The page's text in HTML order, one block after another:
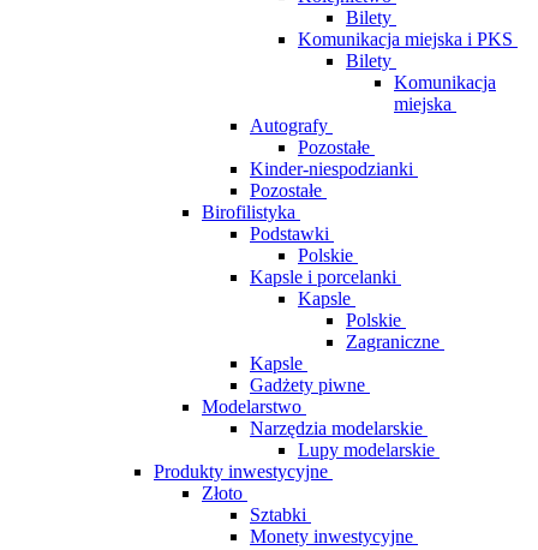
Bilety
Komunikacja miejska i PKS
Bilety
Komunikacja
miejska
Autografy
Pozostałe
Kinder-niespodzianki
Pozostałe
Birofilistyka
Podstawki
Polskie
Kapsle i porcelanki
Kapsle
Polskie
Zagraniczne
Kapsle
Gadżety piwne
Modelarstwo
Narzędzia modelarskie
Lupy modelarskie
Produkty inwestycyjne
Złoto
Sztabki
Monety inwestycyjne